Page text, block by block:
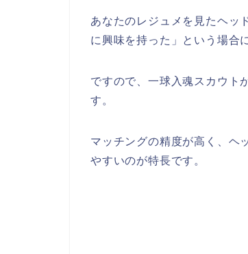
あなたのレジュメを見たヘッ
に興味を持った」という場合
ですので、一球入魂スカウト
す。
マッチングの精度が高く、ヘ
やすいのが特長です。